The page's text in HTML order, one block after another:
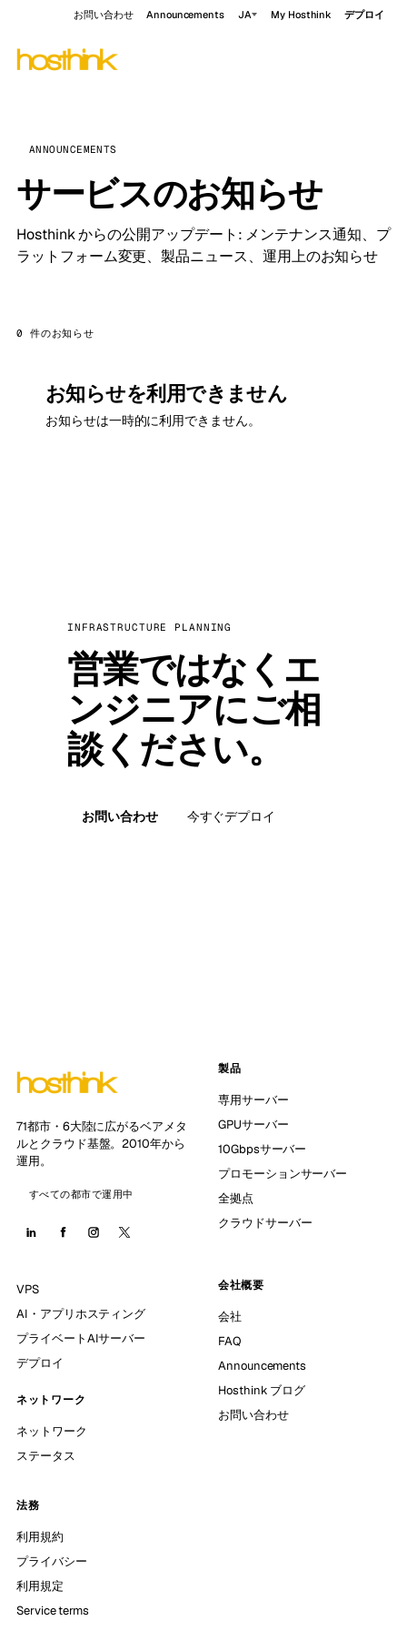
お問い合わせ Announcements JA My Hosthink デプロイ
ANNOUNCEMENTS
サービスのお知らせ
Hosthink からの公開アップデート: メンテナンス通知、プ
ラットフォーム変更、製品ニュース、運用上のお知らせ
0 件のお知らせ
お知らせを利用できません
お知らせは一時的に利用できません。
INFRASTRUCTURE PLANNING
営業ではなくエ
ンジニアにご相
談ください。
お問い合わせ 今すぐデプロイ
71都市・6大陸に広がるベアメタ
ルとクラウド基盤。2010年から
運用。
すべての都市で運用中
製品
専用サーバー
GPUサーバー
10Gbpsサーバー
プロモーションサーバー
全拠点
クラウドサーバー
VPS
AI・アプリホスティング
プライベートAIサーバー
デプロイ
ネットワーク
ネットワーク
ステータス
会社概要
会社
FAQ
Announcements
Hosthink ブログ
お問い合わせ
法務
利用規約
プライバシー
利用規定
Service terms